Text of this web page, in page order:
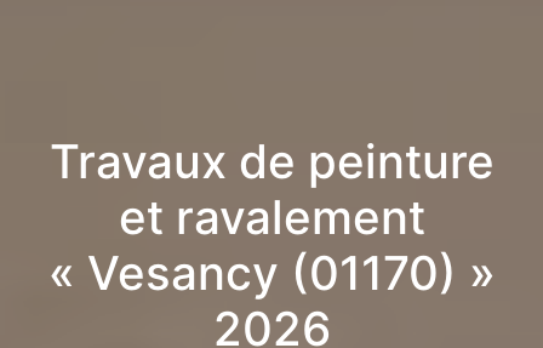
Travaux de peinture
et ravalement
« Vesancy (01170) »
2026